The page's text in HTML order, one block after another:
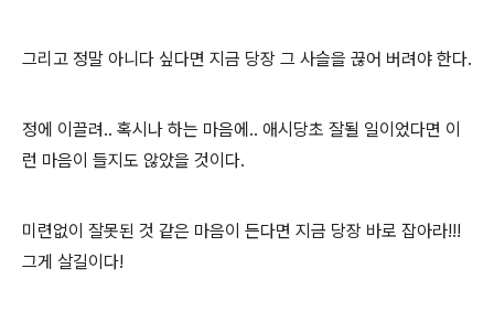
그리고 정말 아니다 싶다면 지금 당장 그 사슬을 끊어 버려야 한다.
정에 이끌려.. 혹시나 하는 마음에.. 애시당초 잘될 일이었다면 이
런 마음이 들지도 않았을 것이다.
미련없이 잘못된 것 같은 마음이 든다면 지금 당장 바로 잡아라!!!
그게 살길이다!